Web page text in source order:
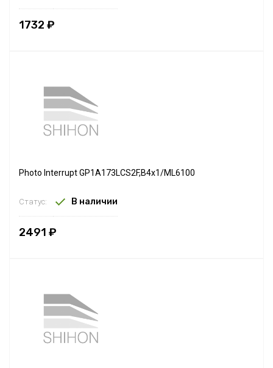
1732 ₽
Photo Interrupt GP1A173LCS2F,B4x1/ML6100
Статус: В наличии
2491 ₽